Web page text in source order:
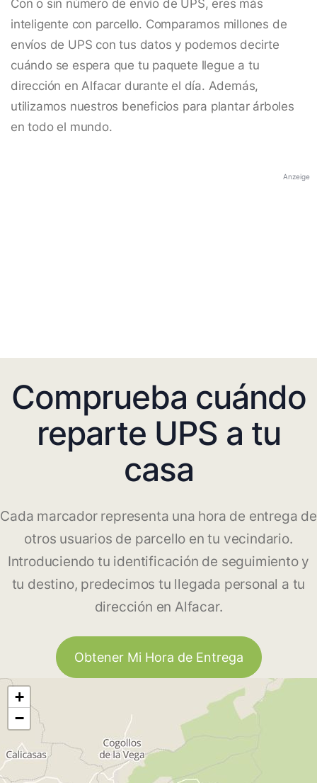
Con o sin número de envío de UPS, eres más
inteligente con parcello. Comparamos millones de
envíos de UPS con tus datos y podemos decirte
cuándo se espera que tu paquete llegue a tu
dirección en Alfacar durante el día. Además,
utilizamos nuestros beneficios para plantar árboles
en todo el mundo.
Anzeige
Comprueba cuándo
reparte UPS a tu
casa
Cada marcador representa una hora de entrega de
otros usuarios de parcello en tu vecindario.
Introduciendo tu identificación de seguimiento y
tu destino, predecimos tu llegada personal a tu
dirección en Alfacar.
Obtener Mi Hora de Entrega
+
−